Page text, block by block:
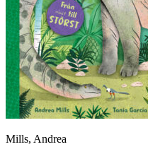
Mills, Andrea